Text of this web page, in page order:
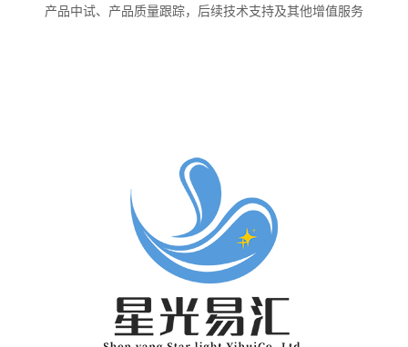
产品中试、产品质量跟踪，后续技术支持及其他增值服务